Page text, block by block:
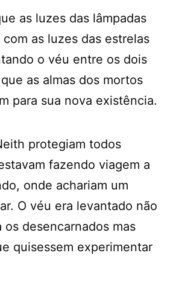
as luzes das lâmpadas
as luzes das estrelas
o véu entre os dois
as almas dos mortos
para sua nova existência.
protegiam todos
fazendo viagem a
onde achariam um
O véu era levantado não
os desencarnados mas
quisessem experimentar